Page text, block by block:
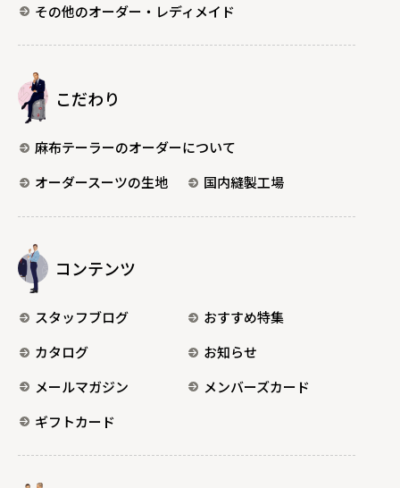
その他のオーダー・レディメイド
こだわり
麻布テーラーのオーダーについて
オーダースーツの生地
国内縫製工場
コンテンツ
スタッフブログ
おすすめ特集
カタログ
お知らせ
メールマガジン
メンバーズカード
ギフトカード